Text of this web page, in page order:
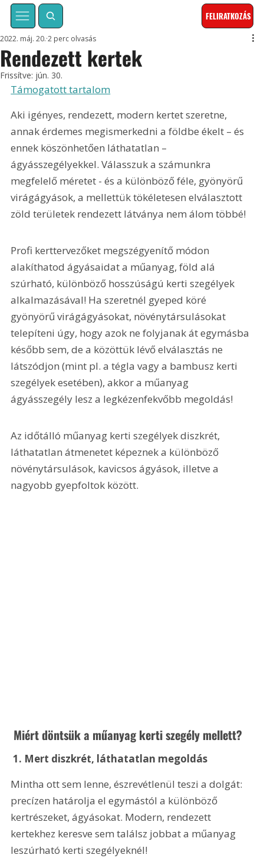
FELIRATKOZÁS
Rendezett kertek
2022. máj. 20. 2 perc olvasás
Frissítve: jún. 30.
Támogatott tartalom
Aki igényes, rendezett, modern kertet szeretne,
annak érdemes megismerkedni a földbe ékelt – és
ennek köszönhetően láthatatlan –
ágyásszegélyekkel. Válasszuk a számunkra
megfelelő méretet - és a különböző féle, gyönyörű
virágágyások, a mellettük tökéletesen elválasztott
zöld területek rendezett látványa nem álom többé!
Profi kerttervezőket megszégyenítő módon
alakíthatod ágyásaidat a műanyag, föld alá
szúrható, különböző hosszúságú kerti szegélyek
alkalmazásával! Ha szeretnél gyeped köré
gyönyörű virágágyásokat, növénytársulásokat
telepíteni úgy, hogy azok ne folyjanak át egymásba
később sem, de a közöttük lévő elválasztás ne
látszódjon (mint pl. a tégla vagy a bambusz kerti
szegélyek esetében), akkor a műanyag
ágyásszegély lesz a legkézenfekvőbb megoldás!
Az időtálló műanyag kerti szegélyek diszkrét,
láthatatlan átmenetet képeznek a különböző
növénytársulások, kavicsos ágyások, illetve a
nagyobb gyepfoltok között.
Miért döntsük a műanyag kerti szegély mellett?
1. Mert diszkrét, láthatatlan megoldás
Mintha ott sem lenne, észrevétlenül teszi a dolgát:
precízen határolja el egymástól a különböző
kertrészeket, ágyásokat. Modern, rendezett
kertekhez keresve sem találsz jobbat a műanyag
leszúrható kerti szegélyeknél!